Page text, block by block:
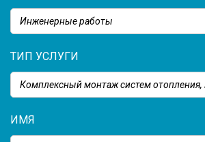
Инженерные работы
ИМЯ
ТИП УСЛУГИ